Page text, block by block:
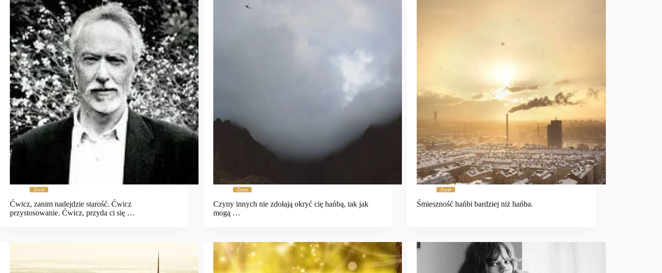
Życie
Ćwicz, zanim nadejdzie starość. Ćwicz
przystosowanie. Ćwicz, przyda ci się …
Życie
Czyny innych nie zdołają okryć cię hańbą, tak jak
mogą …
Życie
Śmieszność hańbi bardziej niż hańba.